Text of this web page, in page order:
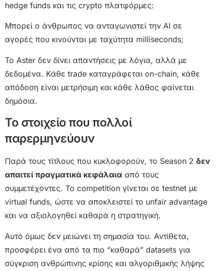
hedge funds και τις crypto πλατφόρμες:
Μπορεί ο άνθρωπος να ανταγωνιστεί την AI σε
αγορές που κινούνται με ταχύτητα milliseconds;
Το Aster δεν δίνει απαντήσεις με λόγια, αλλά με
δεδομένα. Κάθε trade καταγράφεται on-chain, κάθε
απόδοση είναι μετρήσιμη και κάθε λάθος φαίνεται
δημόσια.
Το στοιχείο που πολλοί
παρερμηνεύουν
Παρά τους τίτλους που κυκλοφορούν, το Season 2 δεν
απαιτεί πραγματικά κεφάλαια από τους
συμμετέχοντες. Το competition γίνεται σε testnet με
virtual funds, ώστε να αποκλειστεί το unfair advantage
και να αξιολογηθεί καθαρά η στρατηγική.
Αυτό όμως δεν μειώνει τη σημασία του. Αντίθετα,
προσφέρει ένα από τα πιο “καθαρά” datasets για
σύγκριση ανθρώπινης κρίσης και αλγοριθμικής λήψης